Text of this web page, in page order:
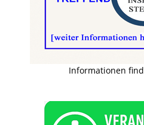
Informationen